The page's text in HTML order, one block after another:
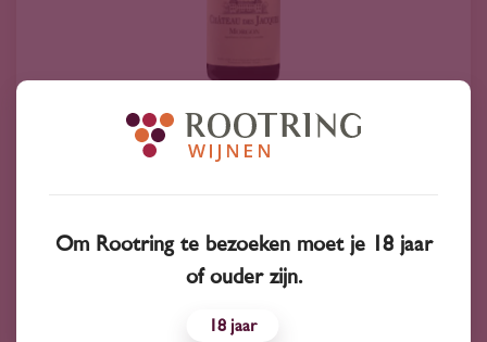
2023 Frankrijk
Château des Jacques Morgon 2023
Gamay
Om Rootring te bezoeken moet je 18 jaar
of ouder zijn.
18